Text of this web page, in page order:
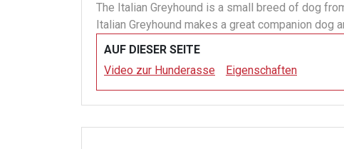
The Italian Greyhound is a small breed of dog
Italian Greyhound makes a great companion dog
AUF DIESER SEITE
Video zur Hunderasse
Eigenschaften